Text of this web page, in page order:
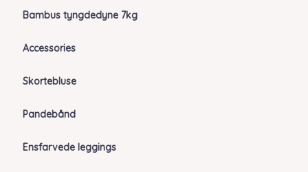
Bambus tyngdedyne 7kg
Accessories
Skortebluse
Pandebånd
Ensfarvede leggings